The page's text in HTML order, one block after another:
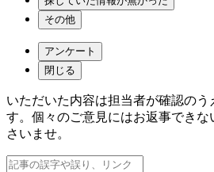
その他
アンケート
閉じる
いただいた内容は担当者が確認のう
す。個々のご意見にはお返事でき
さいませ。